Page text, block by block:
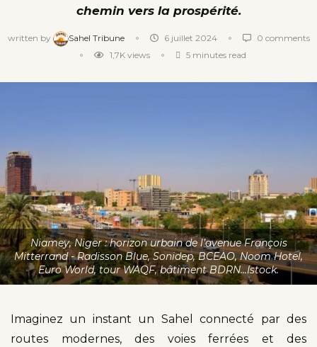
chemin vers la prospérité.
written by Sahel Tribune 6 juillet 2024
0 comments
1,7K views 5 minutes read
Niamey, Niger : horizon urbain de l’avenue François
Mitterrand - Radisson Blue, Sonidep, BCEAO, Noom Hotel,
Euro World, tour WAQF, bâtiment BDRN...Istock.
Imaginez un instant un Sahel connecté par des
routes modernes, des voies ferrées et des